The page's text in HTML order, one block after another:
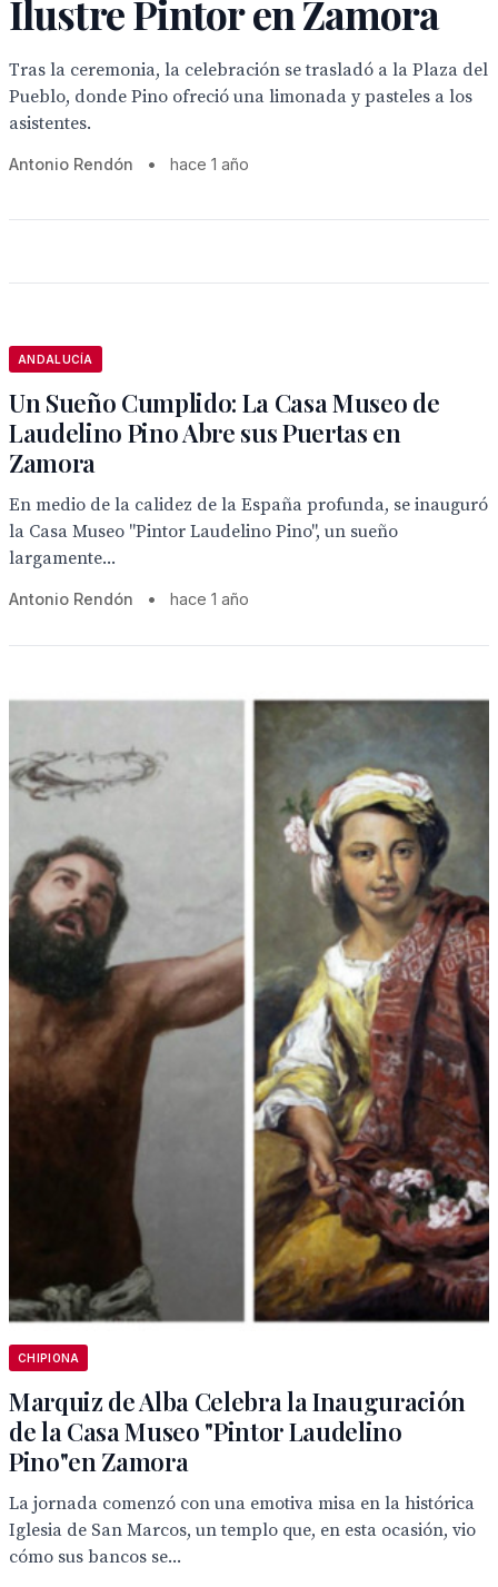
Ilustre Pintor en Zamora
Tras la ceremonia, la celebración se trasladó a la Plaza del
Pueblo, donde Pino ofreció una limonada y pasteles a los
asistentes.
Antonio Rendón • hace 1 año
ANDALUCÍA
Un Sueño Cumplido: La Casa Museo de
Laudelino Pino Abre sus Puertas en
Zamora
En medio de la calidez de la España profunda, se inauguró
la Casa Museo "Pintor Laudelino Pino", un sueño
largamente...
Antonio Rendón • hace 1 año
CHIPIONA
Marquiz de Alba Celebra la Inauguración
de la Casa Museo "Pintor Laudelino
Pino"en Zamora
La jornada comenzó con una emotiva misa en la histórica
Iglesia de San Marcos, un templo que, en esta ocasión, vio
cómo sus bancos se...